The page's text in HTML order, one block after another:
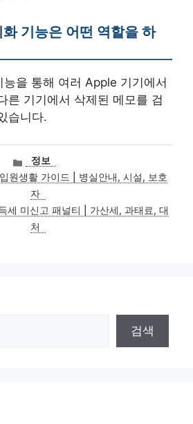
기능은 어떤 역할을 하
을 통해 여러 Apple 기기에서
른 기기에서 삭제된 메모를 검
습니다.
카
테
고
리
정보
원생활 가이드 | 병실안내, 시설, 보호
자
세 미신고 패널티 | 가산세, 과태료, 대
처
검색